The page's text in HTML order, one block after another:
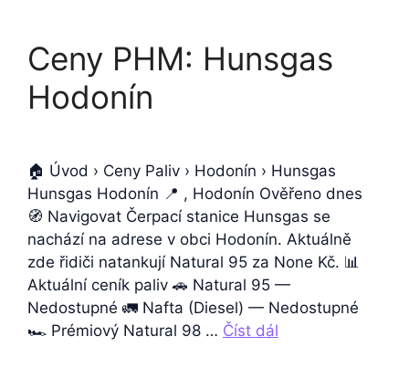
Ceny PHM: Hunsgas
Hodonín
🏠 Úvod › Ceny Paliv › Hodonín › Hunsgas
Hunsgas Hodonín 📍 , Hodonín Ověřeno dnes
🧭 Navigovat Čerpací stanice Hunsgas se
nachází na adrese v obci Hodonín. Aktuálně
zde řidiči natankují Natural 95 za None Kč. 📊
Aktuální ceník paliv 🚗 Natural 95 —
Nedostupné 🚛 Nafta (Diesel) — Nedostupné
🏎️ Prémiový Natural 98 … Číst dál